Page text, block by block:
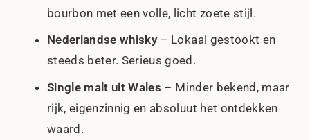
bourbon met een volle, licht zoete stijl.
Nederlandse whisky– Lokaal gestookt en
steeds beter. Serieus goed.
Single malt uit Wales – Minder bekend, maar
rijk, eigenzinnig en absoluut het ontdekken
waard.